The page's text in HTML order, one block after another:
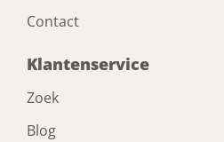
Contact
Klantenservice
Zoek
Blog